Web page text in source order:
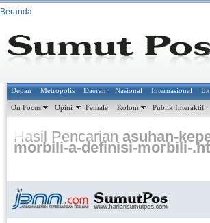
Beranda
Depan Metropolis Daerah Nasional Internasional
On Focus Opini Female Kolom Publik Interaktif
Hasil Pencarian asuhan-
morbili-a-definisi-morbili-